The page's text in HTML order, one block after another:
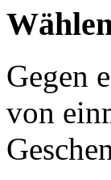
Gegen
von